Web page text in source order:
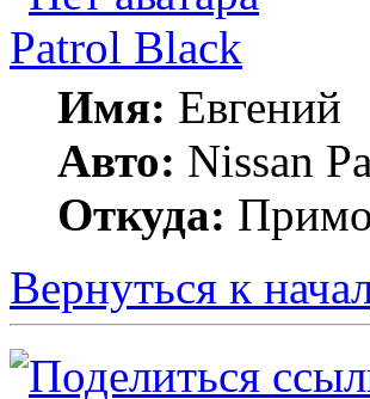
Patrol Black
Имя: Евгений
Авто: Nissan
Откуда:
Вернуться к